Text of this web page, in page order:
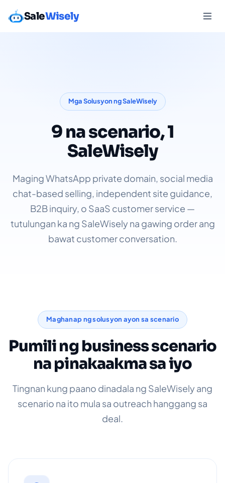
SaleWisely
Mga Solusyon ng SaleWisely
9 na scenario, 1
SaleWisely
Maging WhatsApp private domain, social media
chat-based selling, independent site guidance,
B2B inquiry, o SaaS customer service —
tutulungan ka ng SaleWisely na gawing order ang
bawat customer conversation.
Maghanap ng solusyon ayon sa scenario
Pumili ng business scenario
na pinakaakma sa iyo
Tingnan kung paano dinadala ng SaleWisely ang
scenario na ito mula sa outreach hanggang sa
deal.